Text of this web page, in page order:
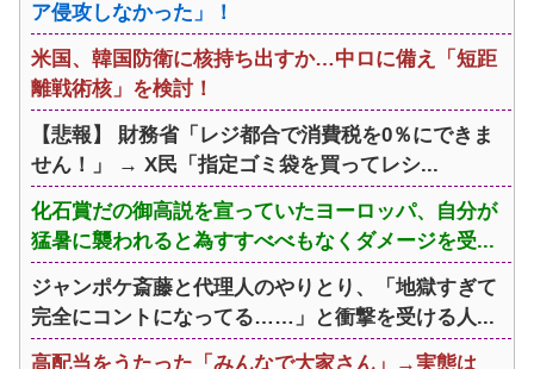
ア侵攻しなかった」！
米国、韓国防衛に核持ち出すか…中ロに備え「短距
離戦術核」を検討！
【悲報】 財務省「レジ都合で消費税を0％にできま
せん！」 → X民「指定ゴミ袋を買ってレシ...
化石賞だの御高説を宣っていたヨーロッパ、自分が
猛暑に襲われると為すすべべもなくダメージを受...
ジャンポケ斎藤と代理人のやりとり、「地獄すぎて
完全にコントになってる……」と衝撃を受ける人...
高配当をうたった「みんなで大家さん」→実態は